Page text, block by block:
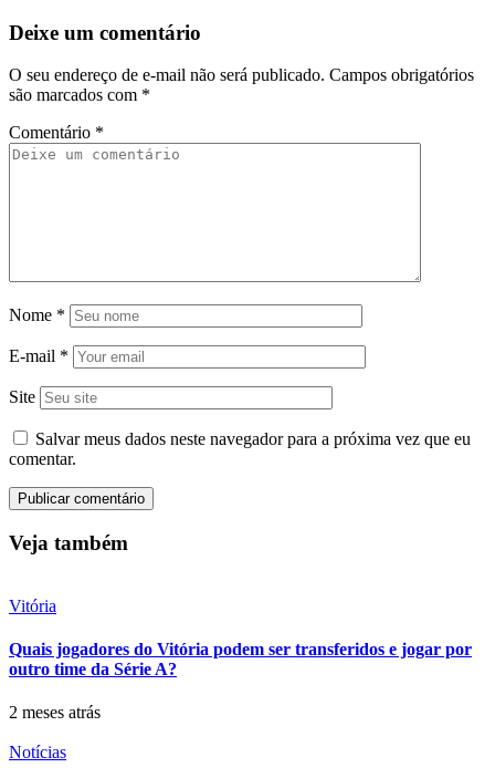
Deixe um comentário
O seu endereço de e-mail não será publicado. Campos obrigatórios
são marcados com *
Comentário *
Nome *
E-mail *
Site
Salvar meus dados neste navegador para a próxima vez que eu
comentar.
Veja também
Vitória
Quais jogadores do Vitória podem ser transferidos e jogar por
outro time da Série A?
2 meses atrás
Notícias